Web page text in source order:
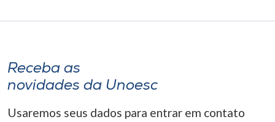
Receba as
novidades da Unoesc
Usaremos seus dados para entrar em contato